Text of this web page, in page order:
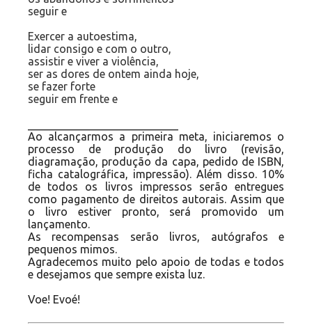
seguir e
Exercer a autoestima,
lidar consigo e com o outro,
assistir e viver a violência,
ser as dores de ontem ainda hoje,
se fazer forte
seguir em frente e
Ao alcançarmos a primeira meta, iniciaremos o
processo de produção do livro (revisão,
diagramação, produção da capa, pedido de ISBN,
ficha catalográfica, impressão). Além disso. 10%
de todos os livros impressos serão entregues
como pagamento de direitos autorais. Assim que
o livro estiver pronto, será promovido um
lançamento.
As recompensas serão livros, autógrafos e
pequenos mimos.
Agradecemos muito pelo apoio de todas e todos
e desejamos que sempre exista luz.
Voe! Evoé!